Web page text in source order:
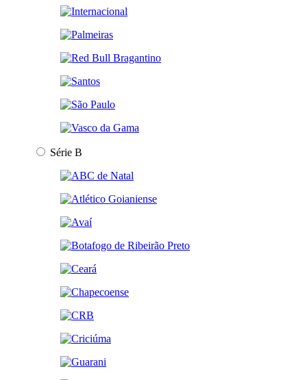
Série B